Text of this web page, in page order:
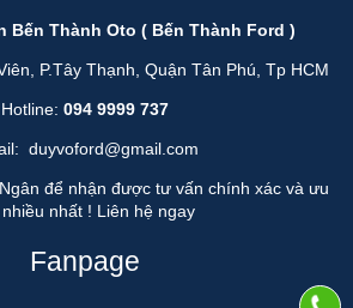
Bến Thành Oto ( Bến Thành Ford )
P.Tây Thạnh, Quận Tân Phú, Tp HCM
Hotline: 094 9999 737
duyvoford@gmail.com
để nhận được tư vấn chính xác và ưu
nhất ! Liên hệ ngay
Fanpage